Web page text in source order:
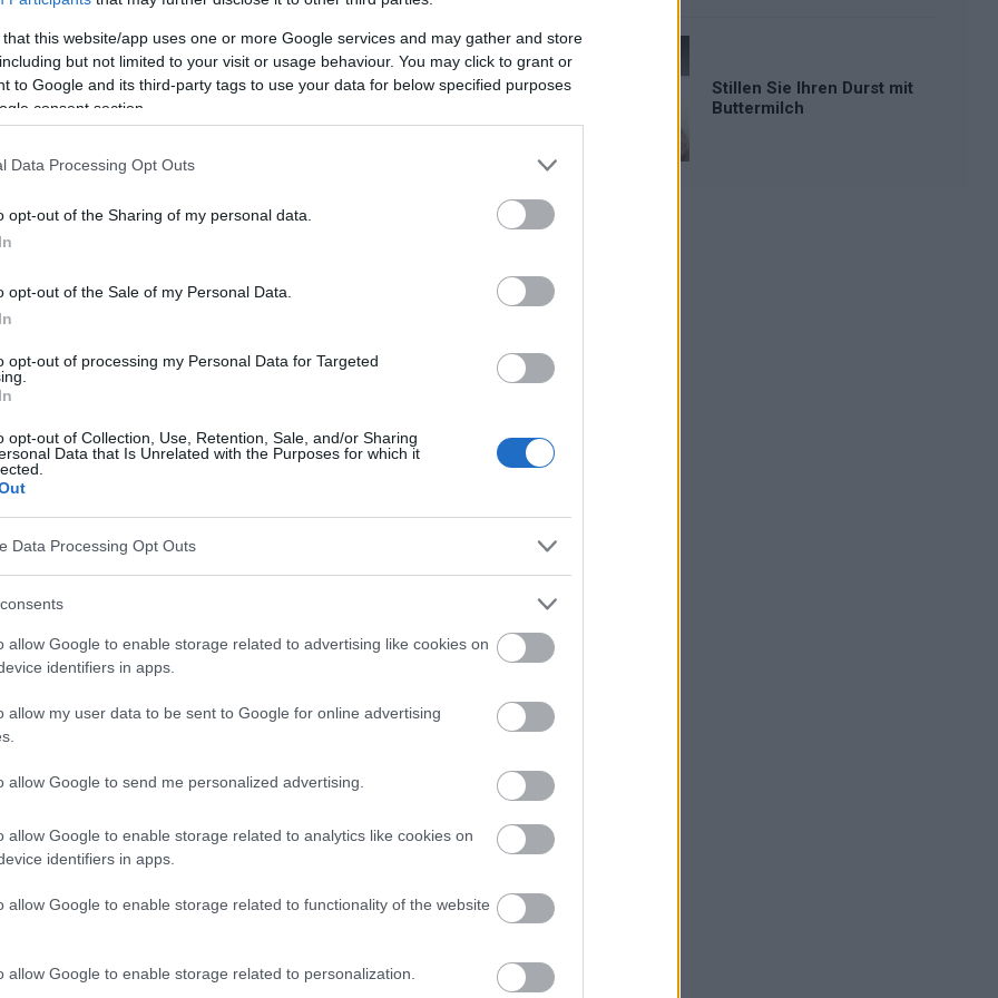
that this website/app uses one or more Google services and may gather and store
but not limited to your visit or usage behaviour. You may click to grant or
to Google and its third-party tags to use your data for below specified purposes
consent section.
Data Processing Opt Outs
opt-out of the Sharing of my personal data.
opt-out of the Sale of my Personal Data.
opt-out of processing my Personal Data for Targeted
opt-out of Collection, Use, Retention, Sale, and/or Sharing
Data that Is Unrelated with the Purposes for which it
Data Processing Opt Outs
allow Google to enable storage related to advertising like cookies on
identifiers in apps.
allow my user data to be sent to Google for online advertising
allow Google to send me personalized advertising.
allow Google to enable storage related to analytics like cookies on
identifiers in apps.
allow Google to enable storage related to functionality of the website
allow Google to enable storage related to personalization.
ein Ziel. Nicht nur aus ästhetischen Gründen,
Fettansammlungen in diesem Bereich können
Verbindung gebracht werden, wie z.B. Typ-2-
Artikel werden wir besprechen, wie Sie effektiv am
am Unterleib
und Stress können sich alle auf die
Hormone wie Cortisol können bei diesem
der Ursachen ist der Schlüssel zur Suche nach
Ernährung
Fett verlieren, aber eine gesunde Ernährung
Gewichts. Konzentrieren Sie sich auf Obst,
Sie verarbeitete Lebensmittel, die reich an
und regelmäßige Mahlzeiten sind ebenfalls
Stillen Sie Ihren Durst mit
Buttermilch